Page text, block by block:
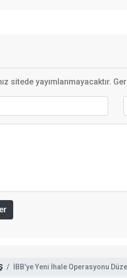
sitede yayımlanmayacaktır.
İBB’ye Yeni İhale Operasyonu